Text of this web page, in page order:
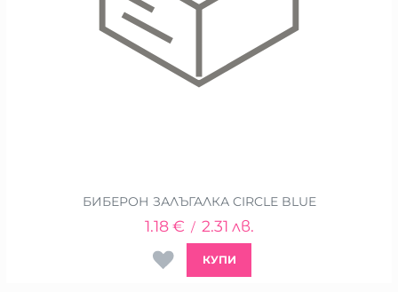
БИБЕРОН ЗАЛЪГАЛКА CIRCLE BLUE
1.18 € / 2.31 лв.
КУПИ